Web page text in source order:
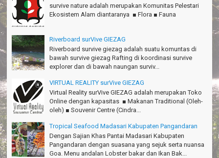
Susi - Cimahi
Thanks Gn.Ciremai mantap
Rian - Surabaya
Thanks!Green canyon Amazing
William - Singapore
TRIms Team surVive atas panduan wisata Kabupaten
Pangandaran
Jacky - Depok
Haturnuhun kang Arief, Citumang seru!
TRIms surVive GIEZAG telah menemani kami ke Gn.Semeru.
Salam lestari!
Tapak Adventure Club - Bandung Barat
survive nature adalah merupakan Komunitas Pelestari
Ekosistem Alam diantaranya ■ Flora ■ Fauna
Riverboard surVive GIEZAG
Riverboard survive giezag adalah suatu komuntas di
bawah survive giezag Rafting di koordinasi survive
explorer dan di bawah naungan surviv...
VIRTUAL REALITY surVive GIEZAG
Virtual Reality surVive GIEZAG adalah merupakan Toko
Online dengan kapasitas ■ Makanan Traditional (Oleh-
oleh) ■ Souvenir Centre (Cindra...
Tropical Seafood Madasari Kabupaten Pangandaran
Dengan Sajian Khas Pantai Madasari Kabupaten
Pangandaran dengan suasana yang sejuk serta nuansa
Goa. Menu andalan Lobster bakar dan Ikan Bak...